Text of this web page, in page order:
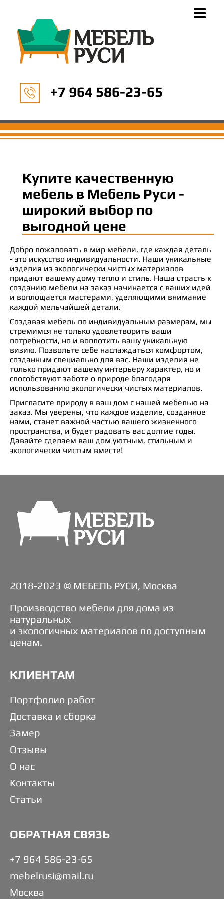
+7 964 586-23-65
Купите качественную
мебель в Мебель Руси -
широкий выбор по
выгодной цене
Добро пожаловать в мир мебели, где каждая деталь
- это искусство индивидуальности. Наши уникальные
изделия из экологически чистых материалов
придают вашему дому тепло и стиль. Наша страсть к
созданию мебели на заказ начинается с ваших идей
и воплощается мастерами, уделяющими внимание
каждой мельчайшей детали.
Создавая мебель по индивидуальным размерам, мы
стремимся не только удовлетворить ваши
потребности, но и воплотить вашу уникальную
визию. Позвольте себе наслаждаться комфортом,
созданным специально для вас. Наши изделия не
только придают вашему интерьеру характер, но и
способствуют заботе о природе благодаря
использованию экологически чистых материалов.
Пригласите природу в ваш дом с нашей мебелью на
заказ. Мы уверены, что каждое изделие, созданное
нами, станет важной частью вашего жизненного
пространства, и будет радовать вас долгие годы.
Давайте сделаем ваш дом уютным, стильным и
экологически чистым вместе!
2018-2023 © МЕБЕЛЬ РУСИ, Москва
Производство мебели для дома из
натуральных
и экологичных материалов по доступным
ценам.
КЛИЕНТАМ
Портфолио работ
Доставка и сборка
Замер
Отзывы
О нас
Контакты
Статьи
ОБРАТНАЯ СВЯЗЬ
+7 964 586-23-65
mebelrusi@mail.ru
Москва